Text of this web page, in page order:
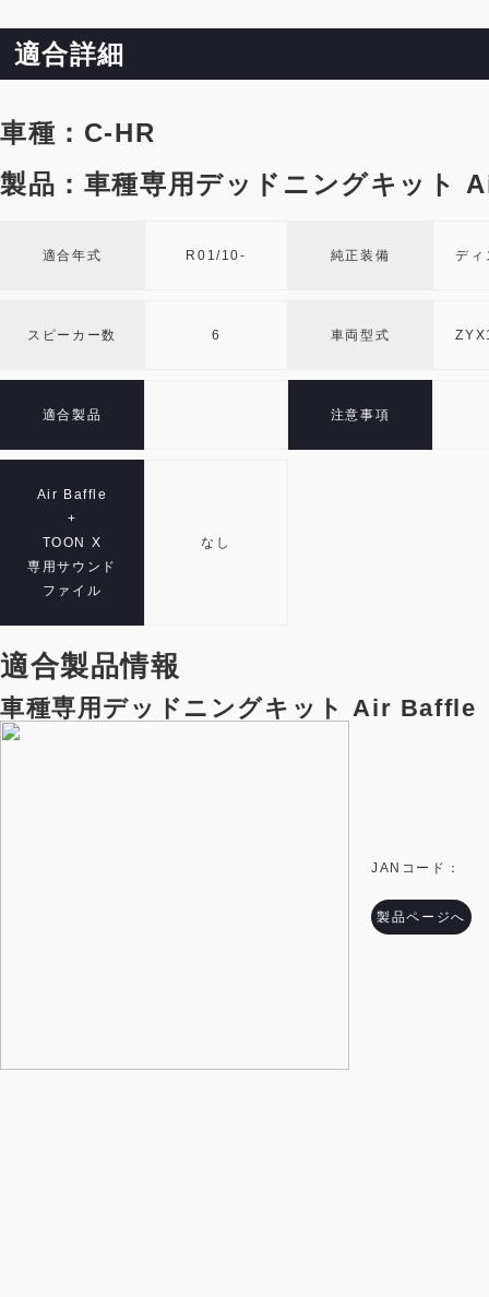
適合詳細
車種：C-HR
製品：車種専用デッドニングキット
適合年式 R01/10- 純正装備 ディ
スピーカー数 6 車両型式
適合製品 注意事項
Air Baffle
+
TOON X
専用サウンド
ファイル
なし
適合製品情報
車種専用デッドニングキット Air Baffle
JANコード：
製品ページへ